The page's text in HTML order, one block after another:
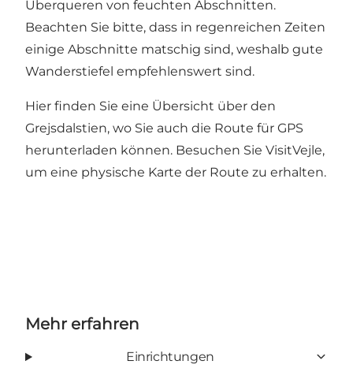
Überqueren von feuchten Abschnitten.
Beachten Sie bitte, dass in regenreichen Zeiten
einige Abschnitte matschig sind, weshalb gute
Wanderstiefel empfehlenswert sind.
Hier finden Sie eine Übersicht über den
Grejsdalstien, wo Sie auch die Route für GPS
herunterladen können. Besuchen Sie VisitVejle,
um eine physische Karte der Route zu erhalten.
Mehr erfahren
Einrichtungen